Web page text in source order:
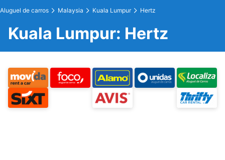
Aluguel de carros Malaysia Kuala Lumpur Hertz
Kuala Lumpur: Hertz